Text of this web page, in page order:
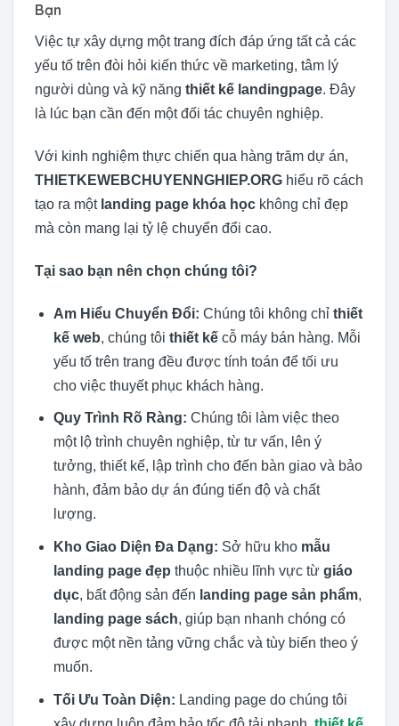
Bạn
Việc tự xây dựng một trang đích đáp ứng tất cả các
yếu tố trên đòi hỏi kiến thức về marketing, tâm lý
người dùng và kỹ năng thiết kế landingpage. Đây
là lúc bạn cần đến một đối tác chuyên nghiệp.
Với kinh nghiệm thực chiến qua hàng trăm dự án,
THIETKEWEBCHUYENNGHIEP.ORG hiểu rõ cách
tạo ra một landing page khóa học không chỉ đẹp
mà còn mang lại tỷ lệ chuyển đổi cao.
Tại sao bạn nên chọn chúng tôi?
Am Hiểu Chuyển Đổi: Chúng tôi không chỉ thiết
kế web, chúng tôi thiết kếcỗ máy bán hàng. Mỗi
yếu tố trên trang đều được tính toán để tối ưu
cho việc thuyết phục khách hàng.
Quy Trình Rõ Ràng: Chúng tôi làm việc theo
một lộ trình chuyên nghiệp, từ tư vấn, lên ý
tưởng, thiết kế, lập trình cho đến bàn giao và bảo
hành, đảm bảo dự án đúng tiến độ và chất
lượng.
Kho Giao Diện Đa Dạng: Sở hữu kho mẫu
landing page đẹp thuộc nhiều lĩnh vực từ giáo
dục, bất động sản đến landing page sản phẩm,
landing page sách, giúp bạn nhanh chóng có
được một nền tảng vững chắc và tùy biến theo ý
muốn.
Tối Ưu Toàn Diện: Landing page do chúng tôi